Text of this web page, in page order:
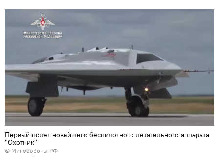
Первый полет новейшего беспилотного летательного аппарата
"Охотник"
© Минобороны РФ